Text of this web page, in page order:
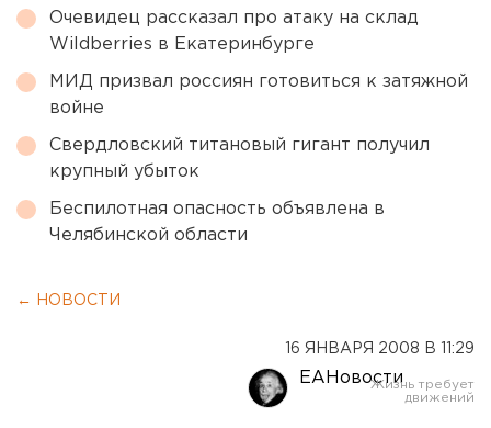
Очевидец рассказал про атаку на склад
Wildberries в Екатеринбурге
МИД призвал россиян готовиться к затяжной
войне
Свердловский титановый гигант получил
крупный убыток
Беспилотная опасность объявлена в
Челябинской области
← НОВОСТИ
16 ЯНВАРЯ 2008 В 11:29
ЕАНовости